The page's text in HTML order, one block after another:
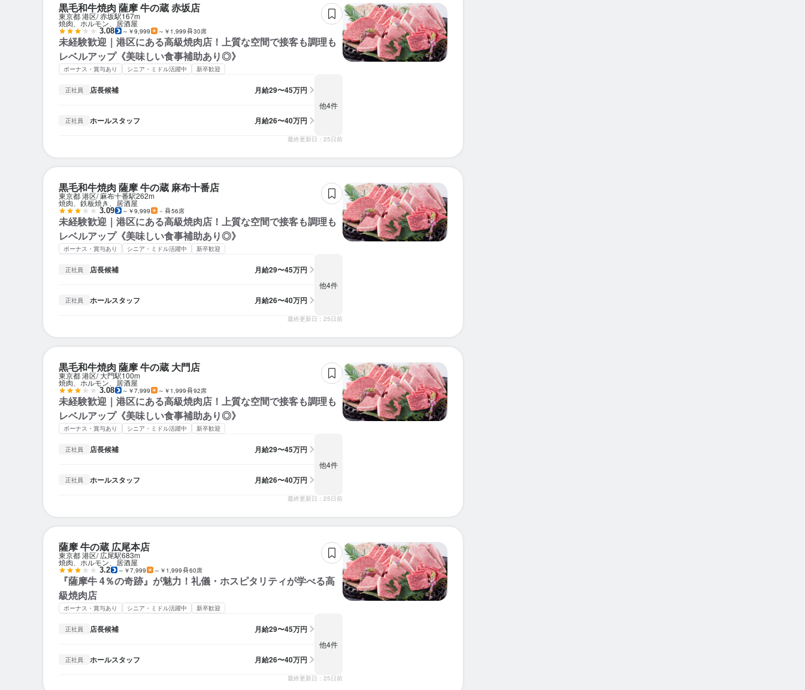
黒毛和牛焼肉 薩摩 牛の蔵 赤坂店
東京都 港区 赤坂駅167m
焼肉、ホルモン、居酒屋
3.08 ～￥9,999 ～￥1,999 30席
未経験歓迎｜港区にある高級焼肉店！上質な空間で接客も調理も
レベルアップ《美味しい食事補助あり◎》
ボーナス・賞与あり シニア・ミドル活躍中 新卒歓迎
正社員 店長候補 月給29〜45万円
正社員 ホールスタッフ 月給26〜40万円
他4件
最終更新日：25日前
黒毛和牛焼肉 薩摩 牛の蔵 麻布十番店
東京都 港区 麻布十番駅262m
焼肉、鉄板焼き、居酒屋
3.09 ～￥9,999 － 56席
未経験歓迎｜港区にある高級焼肉店！上質な空間で接客も調理も
レベルアップ《美味しい食事補助あり◎》
ボーナス・賞与あり シニア・ミドル活躍中 新卒歓迎
正社員 店長候補 月給29〜45万円
正社員 ホールスタッフ 月給26〜40万円
他4件
最終更新日：25日前
黒毛和牛焼肉 薩摩 牛の蔵 大門店
東京都 港区 大門駅100m
焼肉、ホルモン、居酒屋
3.08 ～￥7,999 ～￥1,999 92席
未経験歓迎｜港区にある高級焼肉店！上質な空間で接客も調理も
レベルアップ《美味しい食事補助あり◎》
ボーナス・賞与あり シニア・ミドル活躍中 新卒歓迎
正社員 店長候補 月給29〜45万円
正社員 ホールスタッフ 月給26〜40万円
他4件
最終更新日：25日前
薩摩 牛の蔵 広尾本店
東京都 港区 広尾駅683m
焼肉、ホルモン、居酒屋
3.2 ～￥7,999 ～￥1,999 60席
『薩摩牛 4％の奇跡』が魅力！礼儀・ホスピタリティが学べる高
級焼肉店
ボーナス・賞与あり シニア・ミドル活躍中 新卒歓迎
正社員 店長候補 月給29〜45万円
正社員 ホールスタッフ 月給26〜40万円
他4件
最終更新日：25日前